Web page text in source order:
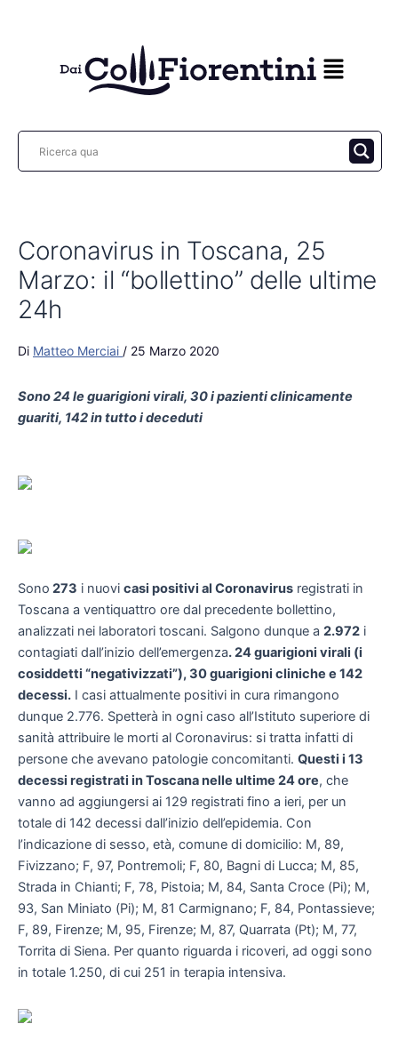
Coronavirus in Toscana, 25
Marzo: il “bollettino” delle ultime
24h
Di Matteo Merciai / 25 Marzo 2020
Sono 24 le guarigioni virali, 30 i pazienti clinicamente
guariti, 142 in tutto i deceduti
Sono 273 i nuovi casi positivi al Coronavirus registrati in
Toscana a ventiquattro ore dal precedente bollettino,
analizzati nei laboratori toscani. Salgono dunque a 2.972 i
contagiati dall’inizio dell’emergenza. 24 guarigioni virali (i
cosiddetti “negativizzati”), 30 guarigioni cliniche e 142
decessi. I casi attualmente positivi in cura rimangono
dunque 2.776. Spetterà in ogni caso all’Istituto superiore di
sanità attribuire le morti al Coronavirus: si tratta infatti di
persone che avevano patologie concomitanti. Questi i 13
decessi registrati in Toscana nelle ultime 24 ore, che
vanno ad aggiungersi ai 129 registrati fino a ieri, per un
totale di 142 decessi dall’inizio dell’epidemia. Con
l’indicazione di sesso, età, comune di domicilio: M, 89,
Fivizzano; F, 97, Pontremoli; F, 80, Bagni di Lucca; M, 85,
Strada in Chianti; F, 78, Pistoia; M, 84, Santa Croce (Pi); M,
93, San Miniato (Pi); M, 81 Carmignano; F, 84, Pontassieve;
F, 89, Firenze; M, 95, Firenze; M, 87, Quarrata (Pt); M, 77,
Torrita di Siena. Per quanto riguarda i ricoveri, ad oggi sono
in totale 1.250, di cui 251 in terapia intensiva.